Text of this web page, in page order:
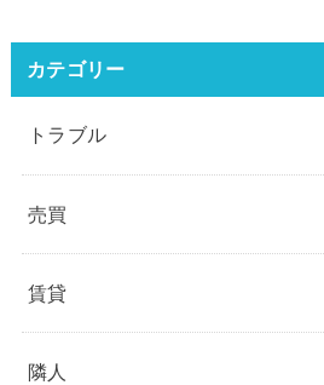
カテゴリー
トラブル
売買
賃貸
隣人